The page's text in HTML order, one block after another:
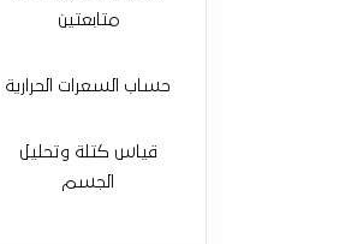
متابعتين
حساب السعرات الحرارية
قياس كتلة وتحليل
الجسم